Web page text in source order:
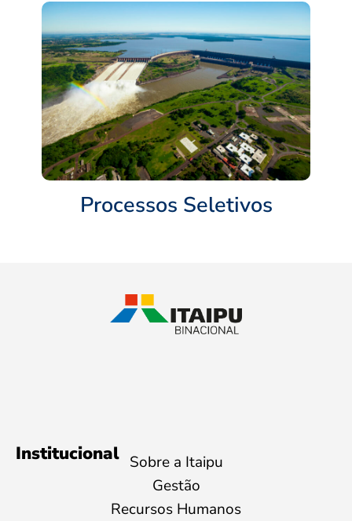
Processos Seletivos
Institucional Sobre a Itaipu
Gestão
Recursos Humanos